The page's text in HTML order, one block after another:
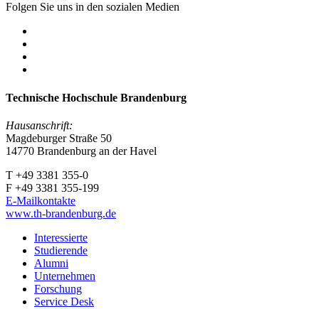
Folgen Sie uns in den sozialen Medien
Technische Hochschule Brandenburg
Hausanschrift:
Magdeburger Straße 50
14770 Brandenburg an der Havel
T +49 3381 355-0
F +49 3381 355-199
E-Mailkontakte
www.th-brandenburg.de
Interessierte
Studierende
Alumni
Unternehmen
Forschung
Service Desk